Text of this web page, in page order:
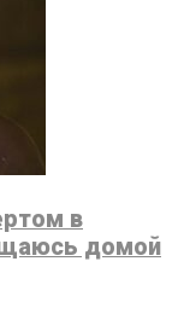
в
домой